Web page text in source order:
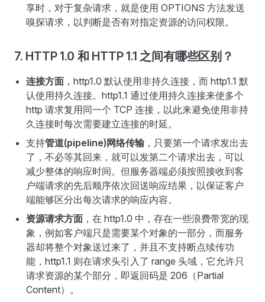
享时，对于复杂请求，就是使用 OPTIONS 方法发送
嗅探请求，以判断是否有对指定资源的访问权限。
7. HTTP 1.0 和 HTTP 1.1 之间有哪些区别？
连接方面 ，http1.0 默认使用非持久连接，而 http1.1 默
认使用持久连接。http1.1 通过使用持久连接来使多个
http 请求复用同一个 TCP 连接，以此来避免使用非持
久连接时每次需要建立连接的时延。
支持管道(pipeline)网络传输，只要第一个请求发出去
了，不必等其回来，就可以发第二个请求出去，可以
减少整体的响应时间。但服务器端必须按照接收到客
户端请求的先后顺序依次回送响应结果，以保证客户
端能够区分出每次请求的响应内容。
资源请求方面 ，在 http1.0 中，存在一些浪费带宽的现
象，例如客户端只是需要某个对象的一部分，而服务
器却将整个对象送过来了，并且不支持断点续传功
能，http1.1 则在请求头引入了 range 头域，它允许只
请求资源的某个部分，即返回码是 206（Partial
Content）。